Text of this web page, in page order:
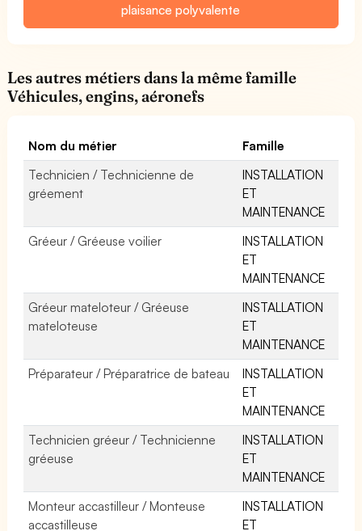
plaisance polyvalente
Les autres métiers dans la même famille
Véhicules, engins, aéronefs
Nom du métier
Famille
Technicien / Technicienne de
gréement
INSTALLATION
ET
MAINTENANCE
Gréeur / Gréeuse voilier
INSTALLATION
ET
MAINTENANCE
Gréeur mateloteur / Gréeuse
mateloteuse
INSTALLATION
ET
MAINTENANCE
Préparateur / Préparatrice de bateau
INSTALLATION
ET
MAINTENANCE
Technicien gréeur / Technicienne
gréeuse
INSTALLATION
ET
MAINTENANCE
Monteur accastilleur / Monteuse
accastilleuse
INSTALLATION
ET